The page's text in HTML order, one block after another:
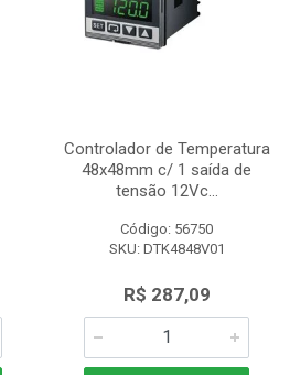
Controlador de Temperatura
48x48mm c/ 1 saída de
tensão 12Vc...
Código: 56750
SKU: DTK4848V01
R$ 287,09